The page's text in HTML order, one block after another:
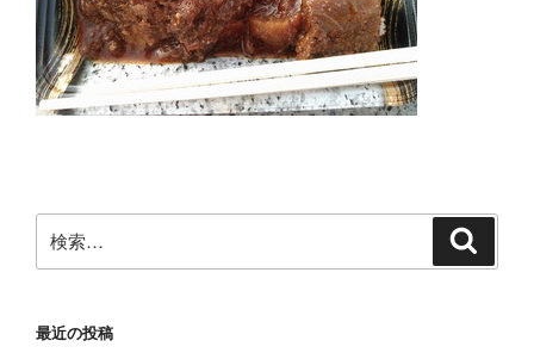
索:
最近の投稿